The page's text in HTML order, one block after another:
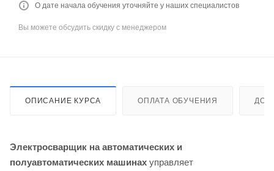
О дате начала обучения уточняйте у наших специалистов
Вы можете обсудить скидку с менеджером
ОПИСАНИЕ КУРСА ОПЛАТА ОБУЧЕНИЯ
Электросварщик на автоматических и
полуавтоматических машинах управляет